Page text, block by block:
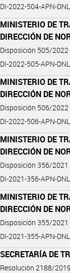
DI-2022-504-APN-
MINISTERIO DE
DIRECCIÓN DE
Disposición 505/2022
DI-2022-505-APN-
MINISTERIO DE
DIRECCIÓN DE
Disposición 506/2022
DI-2022-506-APN-
MINISTERIO DE
DIRECCIÓN DE
Disposición 356/2021
DI-2021-356-APN-
MINISTERIO DE
DIRECCIÓN DE
Disposición 355/2021
DI-2021-355-APN-
SECRETARÍA DE
Resolución 2188/2019